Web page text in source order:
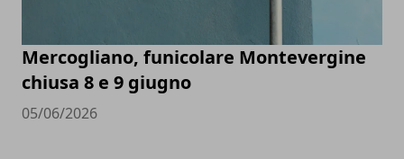
Mercogliano, funicolare Montevergine
chiusa 8 e 9 giugno
05/06/2026